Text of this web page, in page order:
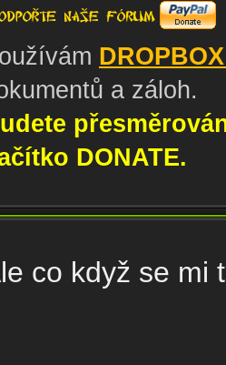
a záloh.
DONATE.
co když se mi